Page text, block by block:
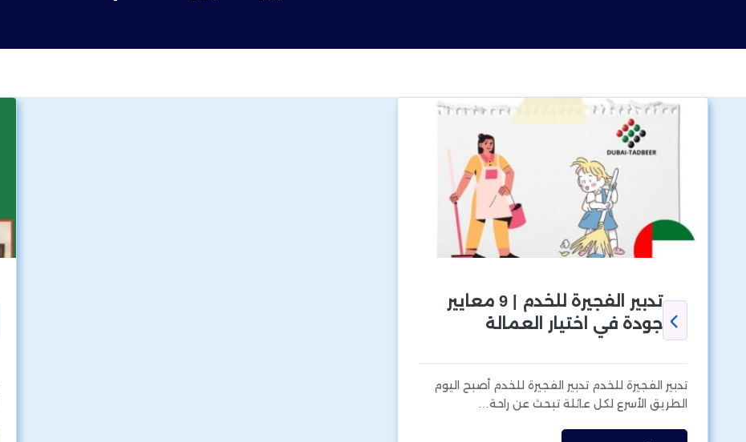
تدبير الفجيرة للخدم | 9 معايير
جودة في اختيار العمالة
تدبير الفجيرة للخدم تدبير الفجيرة للخدم أصبح اليوم
الطريق الأسرع لكل عائلة تبحث عن راحة…